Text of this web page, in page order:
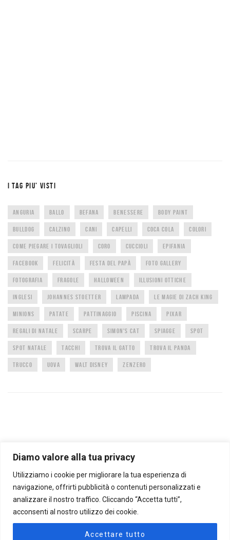
Diamo valore alla tua privacy
Utilizziamo i cookie per migliorare la tua esperienza di
navigazione, offrirti pubblicità o contenuti personalizzati e
analizzare il nostro traffico. Cliccando “Accetta tutti”,
acconsenti al nostro utilizzo dei cookie.
Accettare tutto
I TAG PIU’ VISTI
ANGURIA BALLO BEFANA BENESSERE BODY PAINT
BULLDOG CALZINO CANI CAPELLI COCA COLA COLORI
COME PIEGARE I TOVAGLIOLI CORO CUCCIOLI EPIFANIA
FACEBOOK FELICITÀ FESTA DEL PAPÀ FOTO GALLERY
FOTOGRAFIA FRAGOLE HALLOWEEN ILLUSIONI OTTICHE
INGLESI JOHANNES STOETTER LAMPADA LE MAGIE DI ZACH KING
MINIONS PATATE PATTINAGGIO PISCINA PIXAR
REGALI DI NATALE SCARPE SIMON'S CAT SPIAGGE SPOT
SPOT NATALE TACCHI TROVA IL GATTO TROVA IL PANDA
TRUCCO UOVA WALT DISNEY ZENZERO
CARTOLINE ANIMATE FOTO CURIOSE TROPPO FORTE BELLA QUESTA
AFORISMI E CITAZIONI
OROSCOPO CANALE BENESSERE
NON CI POSSO CREDERE
AMORE
ANIMALI ANIMALI RARI ANIMAZIONI ARTE A ARCHITETTURA
BUON ANNO
COMPLEANNO CURIOSI DIVERTENTI